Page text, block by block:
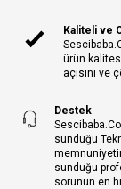
Kaliteli ve
ürün
açısını ve
Destek
sunduğu
sunduğu
sorunun en